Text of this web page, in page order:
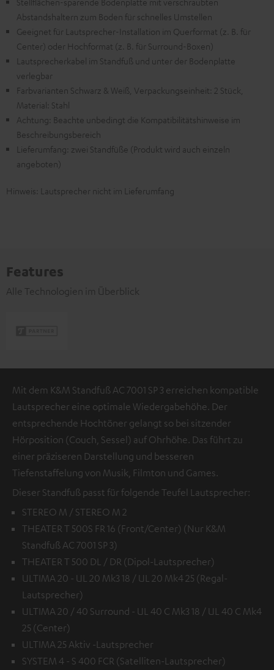
Abstandshaltern zum Boden für schnelles Umstellen
Geeignet für Lautsprecher-Installation im Querformat (z. B. für
Center) oder Hochformat (z. B. für Surround-Boxen)
Lautsprecherkabel im Standfuß und unter der Bodenplatte
verlegbar
Farbvarianten Schwarz & Weiß, Verpackungseinheit: 2 Stück,
Material: Stahl
Achtung: Beachte unbedingt die Kompatibilitätshinweise im
Beschreibungsbereich
Lieferumfang: zwei Standfüße (Produkt wird auch einzeln
angeboten)
Hinweis: Lautsprecher nicht im Lieferumfang
Features
Alle Technologien im Überblick
Mit dem K&M Standfuß AC 7001 SP 3 erreichen kompatible
Lautsprecher eine optimale Wiedergabehöhe. Der
entsprechende Hochtöner gelangt so bei sitzender
Hörposition (Couch, Sessel) auf Ohrhöhe. Das führt zu
einer präziseren Darstellung und besseren
Tiefenstaffelung von Musik, Filmton und Games.
Dieser Standfuß passt für folgende Teufel Lautsprecher:
STEREO M / STEREO M 2
THEATER T 500S FR 16 (Front/Center) (Nur K&M
Standfuß AC 7001 SP 3)
THEATER T 500 DL / DR (Dipol-Lautsprecher)
ULTIMA 20 - UL 20 Mk3 18 / UL 20 Mk4 25 (Regal-
Lautsprecher)
ULTIMA 20 / 40 Surround - UL 40 C Mk3 18 / UL 40 C Mk4
25 (Center)
ULTIMA 25 Aktiv -Lautsprecher
SYSTEM 4 - S 400 FCR (Satelliten-Lautsprecher)